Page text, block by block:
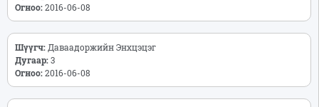
Огноо:2016-06-08
Шүүгч: Даваадоржийн Энхцэцэг
Дугаар:3
Огноо:2016-06-08